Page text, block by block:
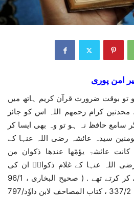
امن پوری
بوقت ضرورت قرآن کریم ہاتھ میں
کرام رحمھم اللہ اس کو جائز
حافظ نہ ہو تو وہ بھی ایسا کر
سیدہ عائشہ رضی اللہ عنہا کے
عائشۃ یؤمّھا عندھا ذکوان من
اللہ عنہا کے غلام ذکوانؓ ان کی
امامت قرآن مجید سے دیکھ کر کرتے تھے . ( صحیح البخاری ، 96/1
تعلیقا ، مصنف ابن ابی شیبة 337/2 ، کتاب المصاحف لابن داوٗد/797